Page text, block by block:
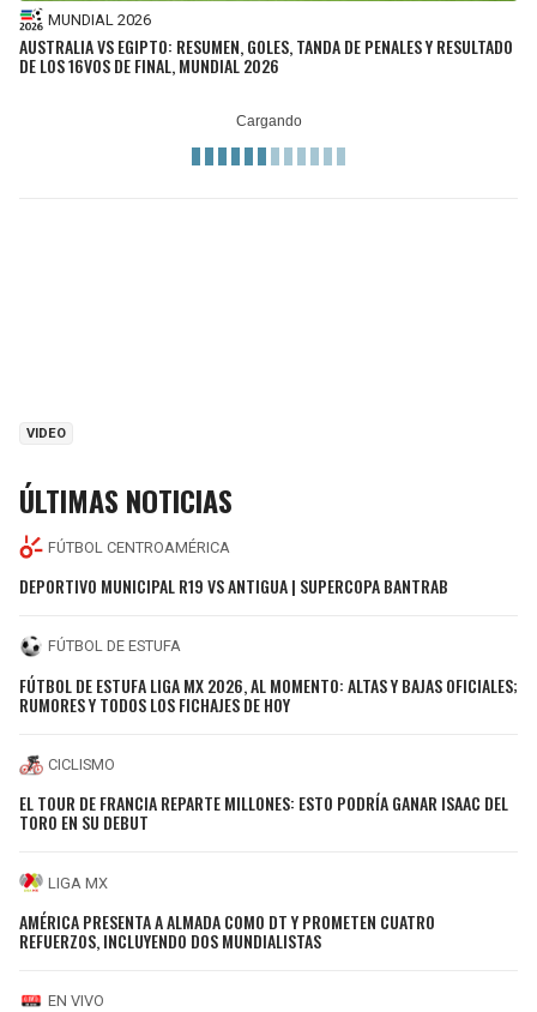
MUNDIAL 2026
AUSTRALIA VS EGIPTO: RESUMEN, GOLES, TANDA DE PENALES Y RESULTADO
DE LOS 16VOS DE FINAL, MUNDIAL 2026
VIDEO
ÚLTIMAS NOTICIAS
FÚTBOL CENTROAMÉRICA
DEPORTIVO MUNICIPAL R19 VS ANTIGUA | SUPERCOPA BANTRAB
FÚTBOL DE ESTUFA
FÚTBOL DE ESTUFA LIGA MX 2026, AL MOMENTO: ALTAS Y BAJAS OFICIALES;
RUMORES Y TODOS LOS FICHAJES DE HOY
CICLISMO
EL TOUR DE FRANCIA REPARTE MILLONES: ESTO PODRÍA GANAR ISAAC DEL
TORO EN SU DEBUT
LIGA MX
AMÉRICA PRESENTA A ALMADA COMO DT Y PROMETEN CUATRO
REFUERZOS, INCLUYENDO DOS MUNDIALISTAS
EN VIVO